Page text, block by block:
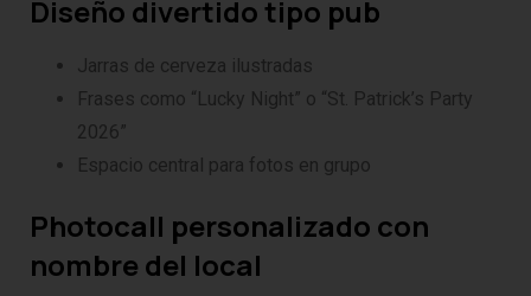
Diseño divertido tipo pub
Jarras de cerveza ilustradas
Frases como “Lucky Night” o “St. Patrick’s Party
2026”
Espacio central para fotos en grupo
Photocall personalizado con
nombre del local